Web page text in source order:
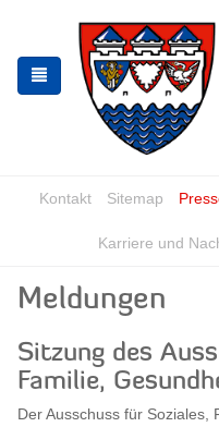
the
navigation
the
content
Kontakt Sitemap
Karriere und
Meldungen
Sitzung des
Familie,
Der Ausschuss für Soziales,